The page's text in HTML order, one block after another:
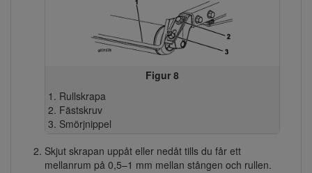
Figur 8
Rullskrapa
Fästskruv
Smörjnippel
Skjut skrapan uppåt eller nedåt tills du får ett
mellanrum på 0,5–1 mm mellan stången och rullen.